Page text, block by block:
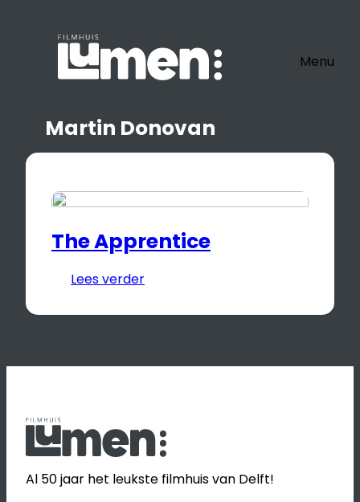
Menu
Martin Donovan
The Apprentice
Lees verder
Al 50 jaar het leukste filmhuis van Delft!